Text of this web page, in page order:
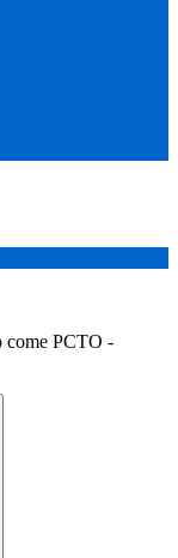
come PCTO -